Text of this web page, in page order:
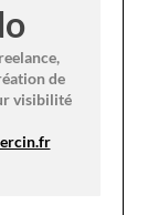
de
visibilité